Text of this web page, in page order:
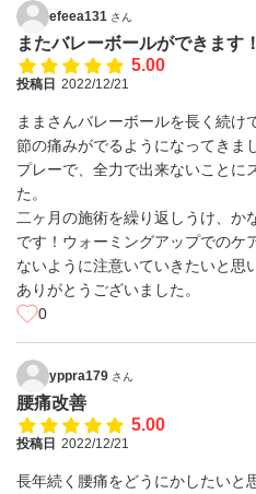
efeea131 さん
またバレーボールができます！
5.00
投稿日 2022/12/21
ままさんバレーボールを長く続け
節の痛みがでるようになってきま
プレーで、全力で出来ないことに
た。
二ヶ月の施術を繰り返しうけ、か
です！ウォーミングアップでのケ
ないように注意いていきたいと思
ありがとうございました。
0
yppra179 さん
腰痛改善
5.00
投稿日 2022/12/21
長年続く腰痛をどうにかしたいと